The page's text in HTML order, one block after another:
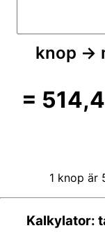
knop →
=
1 knop är
Kalkylator: